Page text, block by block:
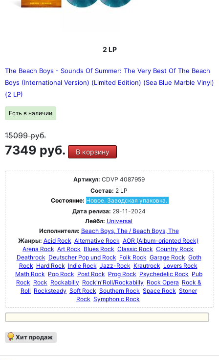
2 LP
The Beach Boys - Sounds Of Summer: The Very Best Of The Beach
Boys (International Version) (Limited Edition) (Sea Blue Marble Vinyl)
(2 LP)
Есть в наличии
15099руб.
7349 руб. В корзину
Артикул: CDVP 4087959
Состав: 2 LP
Состояние: Новое. Заводская упаковка.
Дата релиза: 29-11-2024
Лейбл: Universal
Исполнители: Beach Boys, The / Beach Boys, The
Жанры: Acid Rock Alternative Rock AOR (Album-oriented Rock)
Arena Rock Art Rock Blues Rock Classic Rock Country Rock
Deathrock Deutscher Pop und Rock Folk Rock Garage Rock Goth
Rock Hard Rock Indie Rock Jazz-Rock Krautrock Lovers Rock
Math Rock Pop Rock Post Rock Prog Rock Psychedelic Rock Pub
Rock Rock Rockabilly Rock'n'Roll/Rockabilly Rock Opera Rock &
Roll Rocksteady Soft Rock Southern Rock Space Rock Stoner
Rock Symphonic Rock
Хит продаж